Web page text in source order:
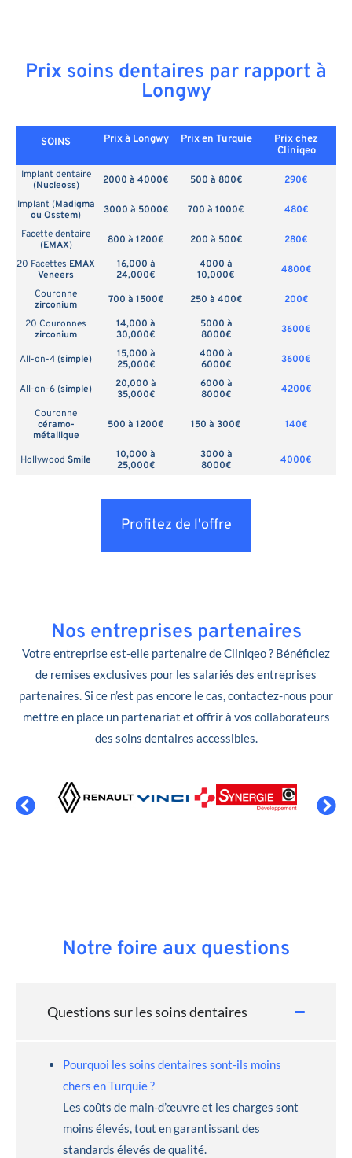
Prix soins dentaires par rapport à
Longwy
SOINS Prix à Longwy Prix en Turquie
Prix chez
Cliniqeo
Implant dentaire
(Nucleoss) 2000 à 4000€ 500 à 800€
290€
Implant (Madigma
ou Osstem) 3000 à 5000€ 700 à 1000€
480€
Facette dentaire
(EMAX) 800 à 1200€ 200 à 500€
280€
20 Facettes EMAX
Veneers
16,000 à
24,000€
4000 à
10,000€
4800€
Couronne
zirconium
700 à 1500€ 250 à 400€
200€
20 Couronnes
zirconium
14,000 à
30,000€
5000 à
8000€
3600€
All-on-4 (simple)
15,000 à
25,000€
4000 à
6000€
3600€
All-on-6 (simple)
20,000 à
35,000€
6000 à
8000€
4200€
Couronne
céramo-
métallique
500 à 1200€ 150 à 300€ 140€
Hollywood Smile
10,000 à
25,000€
3000 à
8000€
4000€
Profitez de l'offre
Nos entreprises partenaires
Votre entreprise est-elle partenaire de Cliniqeo ? Bénéficiez
de remises exclusives pour les salariés des entreprises
partenaires. Si ce n’est pas encore le cas, contactez-nous pour
mettre en place un partenariat et offrir à vos collaborateurs
des soins dentaires accessibles.
Notre foire aux questions
Questions sur les soins dentaires
Pourquoi les soins dentaires sont-ils moins
chers en Turquie ?
Les coûts de main-d’œuvre et les charges sont
moins élevés, tout en garantissant des
standards élevés de qualité.